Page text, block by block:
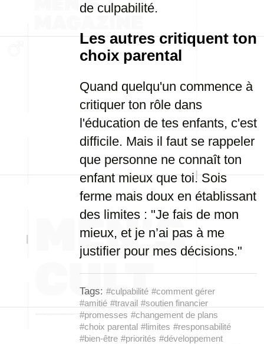
de culpabilité.
Les autres critiquent ton
choix parental
Quand quelqu'un commence à
critiquer ton rôle dans
l'éducation de tes enfants, c'est
difficile. Mais il faut se rappeler
que personne ne connaît ton
enfant mieux que toi. Sois
ferme mais doux en établissant
des limites : "Je fais de mon
mieux, et je n’ai pas à me
justifier pour mes décisions."
Tags: #culpabilité #comment gérer
#amitié #travail #soutien financier
#promesses #changement de plans
#choix parental #limites #responsabilité
#bien-être #priorités #développement